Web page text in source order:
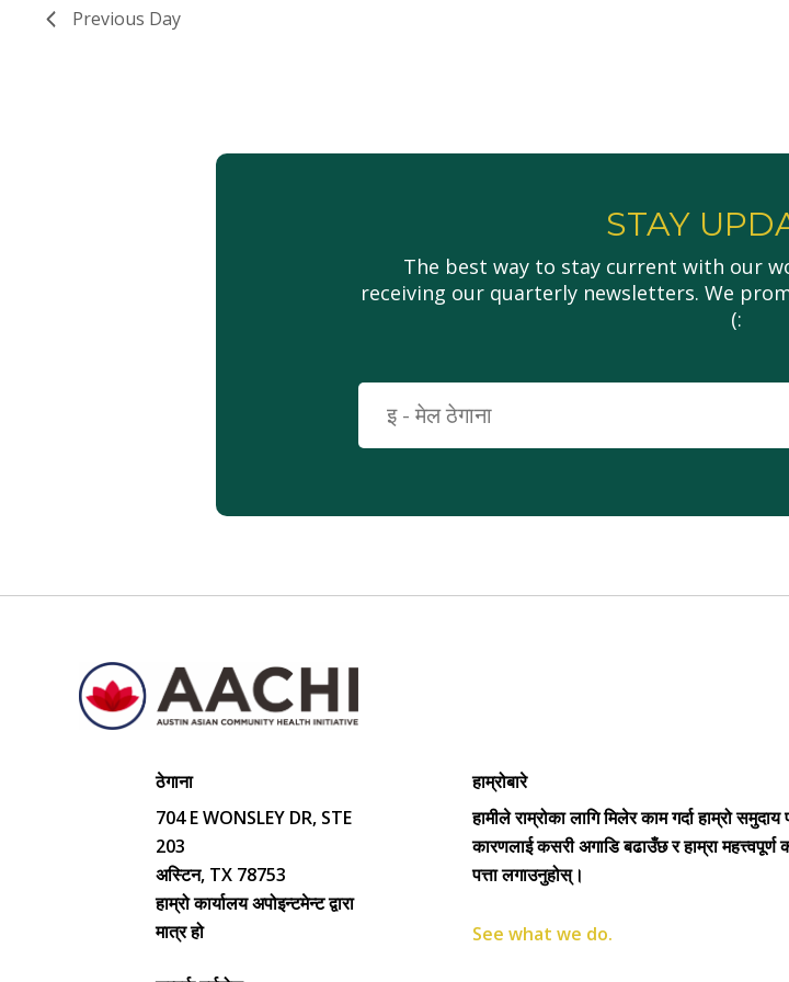
Previous Day
STAY
The best way to stay current with our
receiving our quarterly newsletters. We
(:
ठेगाना
704 E WONSLEY DR, STE
203
अस्टिन, TX 78753
हाम्रो कार्यालय अपोइन्टमेन्ट द्वारा
मात्र हो
हाम्रोबारे
हामीले राम्रोका लागि मिलेर काम गर्दा हाम्रो
कारणलाई कसरी अगाडि बढाउँछ र हाम्रा
पत्ता लगाउनुहोस्।
See what we do.